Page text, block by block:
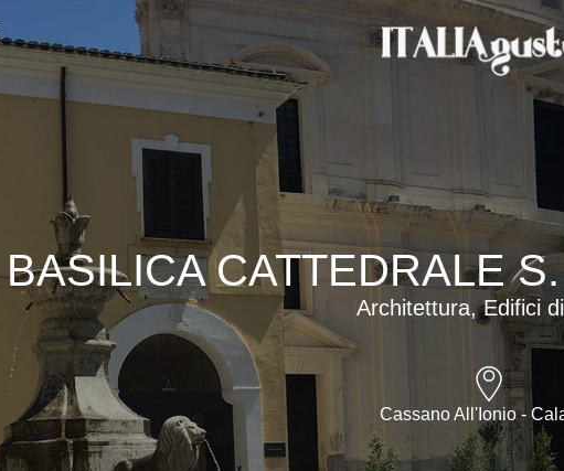
BASILICA CATTEDRALE
Architettura, Edifici
Cassano All'Ionio -